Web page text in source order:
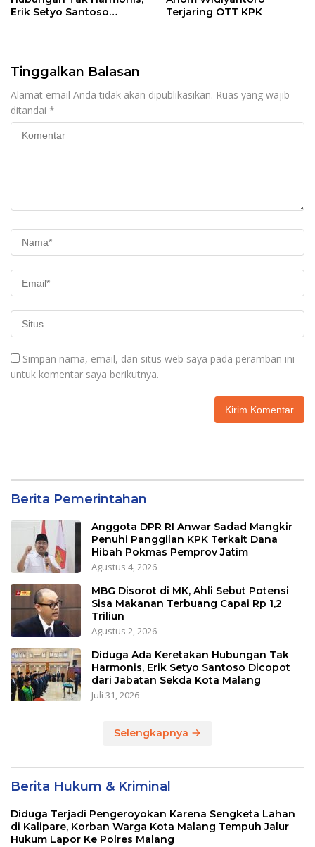
Erik Setyo Santoso
Terjaring OTT KPK
Tinggalkan Balasan
Alamat email Anda tidak akan dipublikasikan. Ruas yang wajib
ditandai *
Simpan nama, email, dan situs web saya pada peramban ini
untuk komentar saya berikutnya.
Berita Pemerintahan
Anggota DPR RI Anwar Sadad Mangkir
Penuhi Panggilan KPK Terkait Dana
Hibah Pokmas Pemprov Jatim
Agustus 4, 2026
MBG Disorot di MK, Ahli Sebut Potensi
Sisa Makanan Terbuang Capai Rp 1,2
Triliun
Agustus 2, 2026
Diduga Ada Keretakan Hubungan Tak
Harmonis, Erik Setyo Santoso Dicopot
dari Jabatan Sekda Kota Malang
Juli 31, 2026
Selengkapnya
Berita Hukum & Kriminal
Diduga Terjadi Pengeroyokan Karena Sengketa Lahan
di Kalipare, Korban Warga Kota Malang Tempuh Jalur
Hukum Lapor Ke Polres Malang